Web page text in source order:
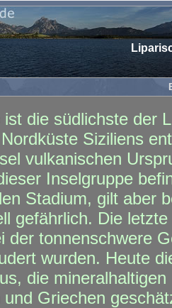
ist die südlichste der
Siziliens
vulkanischen
Inselgruppe
Stadium, gilt aber
gefährlich. Die
der tonnenschwere
wurden. Heute
die
und Griechen